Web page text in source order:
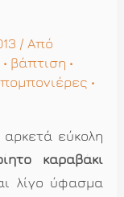
/ Από
• βάπτιση •
•
αρκετά εύκολη
καραβάκι
λίγο ύφασμα